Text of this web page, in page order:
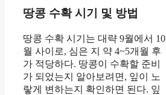
땅콩 수확 시기 및 방법
땅콩 수확 시기는 대략 9월에서 10
월 사이로, 심은 지 약 4~5개월 후
가 적당하다. 땅콩이 수확할 준비
가 되었는지 알아보려면, 잎이 노
랗게 변하는지 확인하면 된다. 잎